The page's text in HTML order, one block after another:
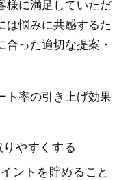
様に満足していただ
は悩みに共感するた
った適切な提案・
ト率の引き上げ効果
やすくする
ントを貯めること